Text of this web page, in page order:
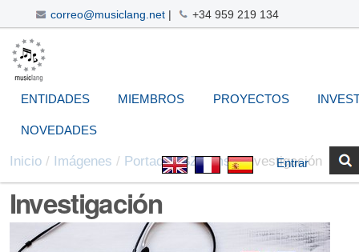
correo@musiclang.net| +34 959 219 134
Cambiar
a
contenido.
Navegación
ENTIDADES MIEMBROS PROYECTOS
NOVEDADES
Entrar
Inicio / Imágenes / Portada /3Zooms /Investigación
Investigación